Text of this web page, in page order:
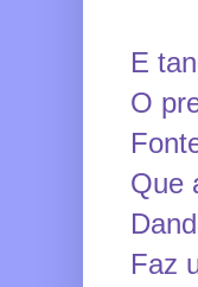
E
O
Que
Faz